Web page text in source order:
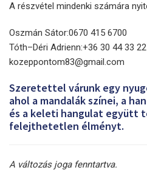
A részvétel mindenki számára
Oszmán Sátor:0670 415 6700
Tóth–Déri Adrienn:+36 30 44 33
kozeppontom83@gmail.com
Szeretettel várunk egy
ahol a mandalák színei, a
és a keleti hangulat együtt
felejthetetlen élményt.
A változás joga fenntartva.